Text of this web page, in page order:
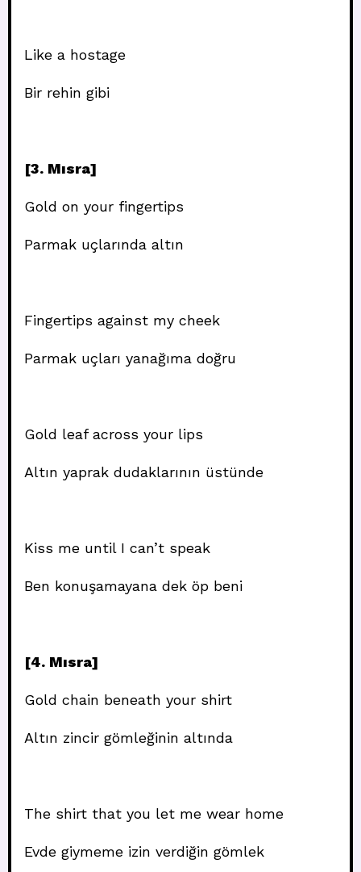
Like a hostage
Bir rehin gibi
[3. Mısra]
Gold on your fingertips
Parmak uçlarında altın
Fingertips against my cheek
Parmak uçları yanağıma doğru
Gold leaf across your lips
Altın yaprak dudaklarının üstünde
Kiss me until I can’t speak
Ben konuşamayana dek öp beni
[4. Mısra]
Gold chain beneath your shirt
Altın zincir gömleğinin altında
The shirt that you let me wear home
Evde giymeme izin verdiğin gömlek